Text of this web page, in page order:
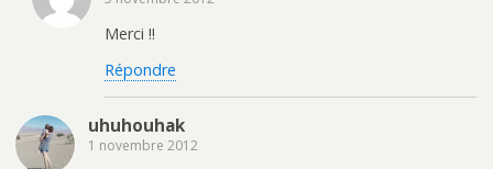
Merci !!
Répondre
uhuhouhak
1 novembre 2012